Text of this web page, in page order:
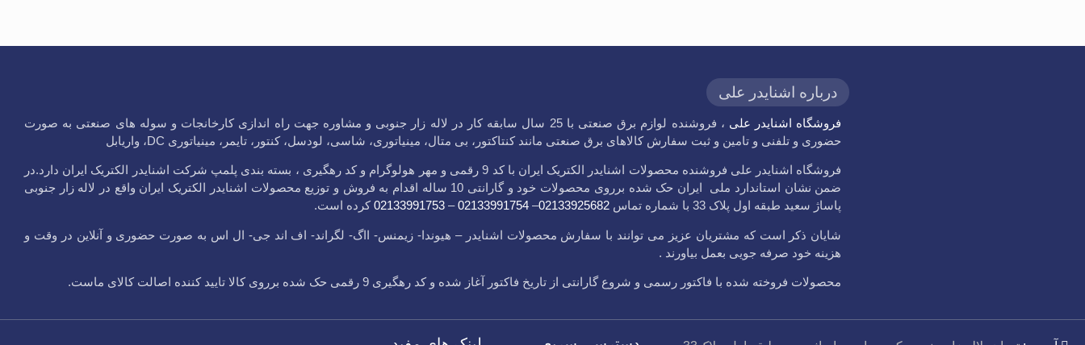
درباره اشنایدر علی
فروشگاه اشنایدر علی
، فروشنده لوازم برق صنعتی با 25 سال سابقه کار در لاله زار جنوبی و مشاوره جهت راه اندازی کارخانجات و سوله های صنعتی به صورت
حضوری و تلفنی و تامین و ثبت سفارش کالاهای برق صنعتی مانند کنتاکتور، بی متال، مینیاتوری، شاسی، لودسل، کنتور، تایمر، مینیاتوری DC، واریابل
فروشگاه اشنایدر علی فروشنده محصولات اشنایدر الکتریک ایران با کد 9 رقمی و مهر هولوگرام و کد رهگیری ، بسته بندی پلمپ شرکت اشنایدر الکتریک ایران دارد.در
ضمن نشان استاندارد ملی ایران حک شده برروی محصولات خود و گارانتی 10 ساله اقدام به فروش و توزیع محصولات اشنایدر الکتریک ایران واقع در لاله زار جنوبی
پاساژ سعید طبقه اول پلاک 33 با شماره تماس
02133925682
–
02133991754
–
02133991753کرده است.
شایان ذکر است که مشتریان عزیز می توانند با سفارش محصولات اشنایدر – هیوندا- زیمنس- ااگ- لگراند- اف اند جی- ال اس به صورت حضوری و آنلاین در وقت و
هزینه خود صرفه جویی بعمل بیاورند .
محصولات فروخته شده با فاکتور رسمی و شروع گارانتی از تاریخ فاکتور آغاز شده و کد رهگیری 9 رقمی حک شده برروی کالا تایید کننده اصالت کالای ماست.